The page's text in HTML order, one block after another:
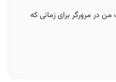
در مرورگر برای زمانی که